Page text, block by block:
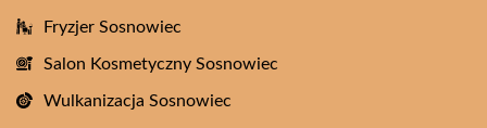
Fryzjer Sosnowiec
Salon Kosmetyczny Sosnowiec
Wulkanizacja Sosnowiec